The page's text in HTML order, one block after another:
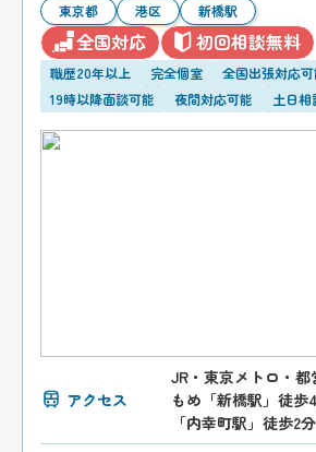
東京都 港区 新橋駅
全国対応 初回相談無料
職歴20年以上 完全個室 全国出張対応可
19時以降面談可能
夜間対応可能 土日相
アクセス
JR・東京メトロ・
もめ「新橋駅」徒
「内幸町駅」徒歩2分